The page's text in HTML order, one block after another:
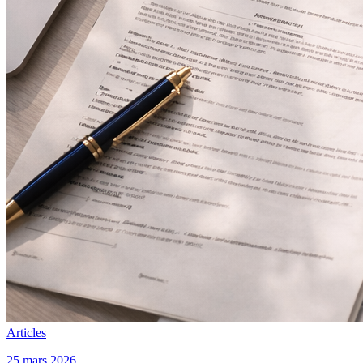
Articles
25 mars 2026